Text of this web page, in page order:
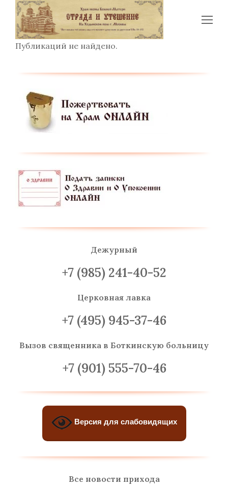
Публикаций не найдено.
Дежурный
+7 (985) 241-40-52
Церковная лавка
+7 (495) 945-37-46
Вызов священника в Боткинскую больницу
+7 (901) 555-70-46
Версия для слабовидящих
Все новости прихода